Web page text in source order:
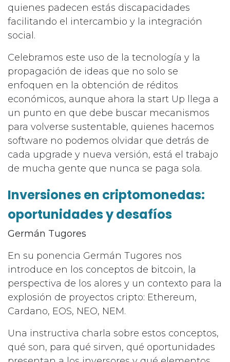
quienes padecen estás discapacidades
facilitando el intercambio y la integración
social.
Celebramos este uso de la tecnología y la
propagación de ideas que no solo se
enfoquen en la obtención de réditos
económicos, aunque ahora la start Up llega a
un punto en que debe buscar mecanismos
para volverse sustentable, quienes hacemos
software no podemos olvidar que detrás de
cada upgrade y nueva versión, está el trabajo
de mucha gente que nunca se paga sola.
Inversiones en criptomonedas:
oportunidades y desafíos
Germán Tugores
En su ponencia Germán Tugores nos
introduce en los conceptos de bitcoin, la
perspectiva de los alores y un contexto para la
explosión de proyectos cripto: Ethereum,
Cardano, EOS, NEO, NEM.
Una instructiva charla sobre estos conceptos,
qué son, para qué sirven, qué oportunidades